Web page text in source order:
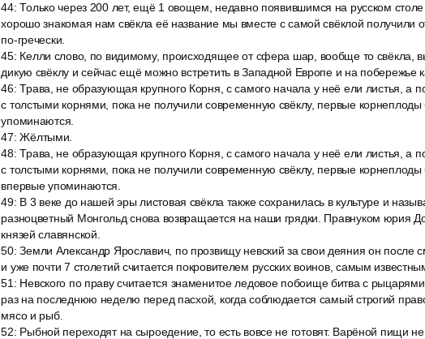
44:Только через 200 лет, ещё 1 овощем, недавно появившимся на русском
хорошо знакомая нам свёкла её название мы вместе с самой свёклой получили
по-гречески.
45: Келли слово, по видимому, происходящее от сфера шар, вообще то свёкла,
дикую свёклу и сейчас ещё можно встретить в Западной Европе и на побережье
46:Трава, не образующая крупного Корня, с самого начала у неё ели листья, а
с толстыми корнями, пока не получили современную свёклу, первые
упоминаются.
47:Жёлтыми.
48:Трава, не образующая крупного Корня, с самого начала у неё ели листья, а
с толстыми корнями, пока не получили современную свёклу, первые
впервые упоминаются.
49: В 3 веке до нашей эры листовая свёкла также сохранилась в культуре и
разноцветный Монгольд снова возвращается на наши грядки. Правнуком юрия
князей славянской.
50:Земли Александр Ярославич, по прозвищу невский за свои деяния он после
и уже почти 7 столетий считается покровителем русских воинов, самым
51 : Невского по праву считается знаменитое ледовое побоище битва с
раз на последнюю неделю перед пасхой, когда соблюдается самый строгий
мясо и рыб.
52: Рыбной переходят на сыроедение, то есть вовсе не готовят. Варёной пищи